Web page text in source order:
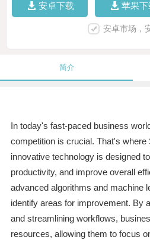
安卓下载 苹果下
安卓市场，
简介
In today's fast-paced business
competition is crucial. That's where
innovative technology is designed
productivity, and improve overall
advanced algorithms and machine
identify areas for improvement. By
and streamlining workflows,
resources, allowing them to focus